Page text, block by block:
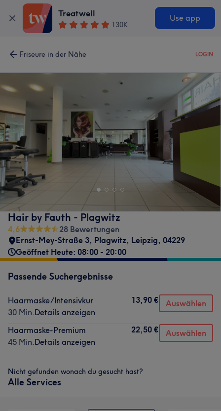
Treatwell
130K
Use app
Friseure in der Nähe LOGIN
Hair by Fauth - Plagwitz
4,6
28 Bewertungen
Ernst-Mey-Straße 3, Plagwitz, Leipzig, 04229
Geöffnet Heute: 08:00 - 20:00
Passende Suchergebnisse
Haarmaske/Intensivkur
30 Min.Details anzeigen
13,90 € Auswählen
Haarmaske-Premium
45 Min.Details anzeigen
22,50 € Auswählen
Nicht gefunden wonach du gesucht hast?
Alle Services